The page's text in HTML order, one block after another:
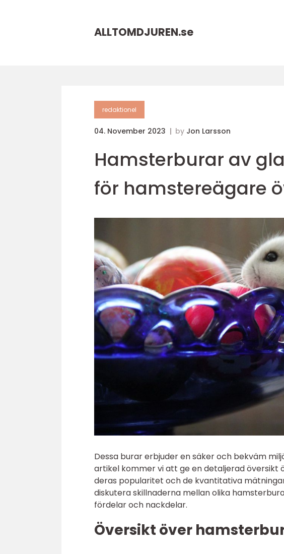
ALLTOMDJUREN.se
redaktionel
04. November 2023 by Jon Larsson
Hamsterburar av
för hamstereägare
Dessa burar erbjuder en säker och bekväm
artikel kommer vi att ge en detaljerad översikt
deras popularitet och de kvantitativa
diskutera skillnaderna mellan olika
fördelar och nackdelar.
Översikt över